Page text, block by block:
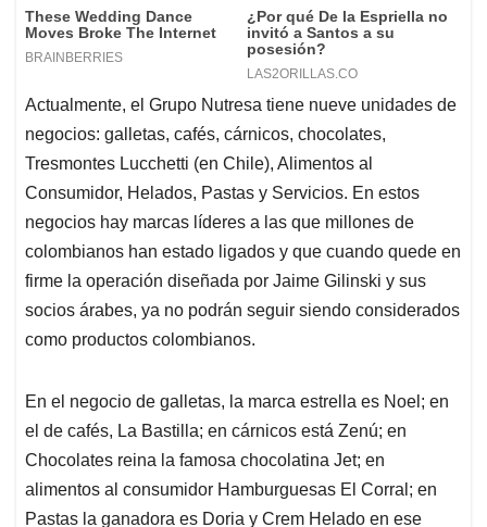
Actualmente, el Grupo Nutresa tiene nueve unidades de
negocios: galletas, cafés, cárnicos, chocolates,
Tresmontes Lucchetti (en Chile), Alimentos al
Consumidor, Helados, Pastas y Servicios. En estos
negocios hay marcas líderes a las que millones de
colombianos han estado ligados y que cuando quede en
firme la operación diseñada por Jaime Gilinski y sus
socios árabes, ya no podrán seguir siendo considerados
como productos colombianos.
En el negocio de galletas, la marca estrella es Noel; en
el de cafés, La Bastilla; en cárnicos está Zenú; en
Chocolates reina la famosa chocolatina Jet; en
alimentos al consumidor Hamburguesas El Corral; en
Pastas la ganadora es Doria y Crem Helado en ese